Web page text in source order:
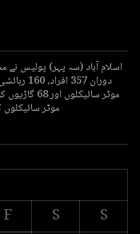
اسلام آباد (سہ پہر) پولیس
موٹر
F S
S